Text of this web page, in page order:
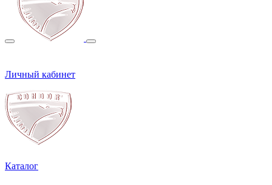
Личный кабинет
Каталог